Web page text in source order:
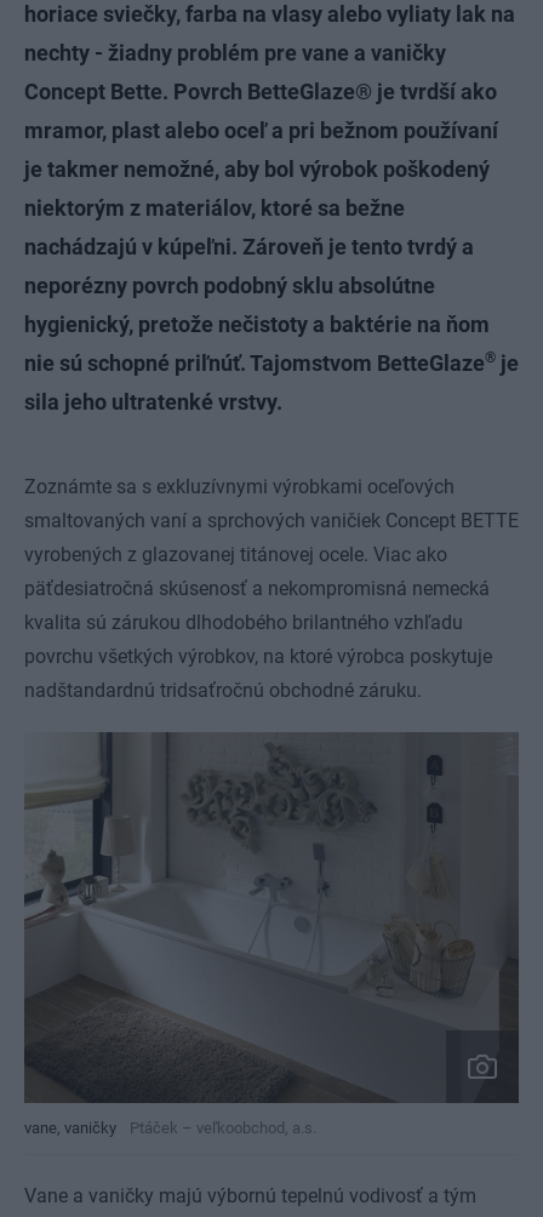
horiace sviečky, farba na vlasy alebo vyliaty lak na
nechty - žiadny problém pre vane a vaničky
Concept Bette. Povrch BetteGlaze® je tvrdší ako
mramor, plast alebo oceľ a pri bežnom používaní
je takmer nemožné, aby bol výrobok poškodený
niektorým z materiálov, ktoré sa bežne
nachádzajú v kúpeľni. Zároveň je tento tvrdý a
neporézny povrch podobný sklu absolútne
hygienický, pretože nečistoty a baktérie na ňom
nie sú schopné priľnúť. Tajomstvom BetteGlaze® je
sila jeho ultratenké vrstvy.
Zoznámte sa s exkluzívnymi výrobkami oceľových
smaltovaných vaní a sprchových vaničiek Concept BETTE
vyrobených z glazovanej titánovej ocele. Viac ako
päťdesiatročná skúsenosť a nekompromisná nemecká
kvalita sú zárukou dlhodobého brilantného vzhľadu
povrchu všetkých výrobkov, na ktoré výrobca poskytuje
nadštandardnú tridsaťročnú obchodné záruku.
vane, vaničky Ptáček – veľkoobchod, a.s.
Vane a vaničky majú výbornú tepelnú vodivosť a tým